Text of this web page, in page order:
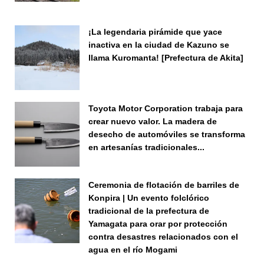
¡La legendaria pirámide que yace
inactiva en la ciudad de Kazuno se
llama Kuromanta! [Prefectura de Akita]
Toyota Motor Corporation trabaja para
crear nuevo valor. La madera de
desecho de automóviles se transforma
en artesanías tradicionales...
Ceremonia de flotación de barriles de
Konpira | Un evento folclórico
tradicional de la prefectura de
Yamagata para orar por protección
contra desastres relacionados con el
agua en el río Mogami